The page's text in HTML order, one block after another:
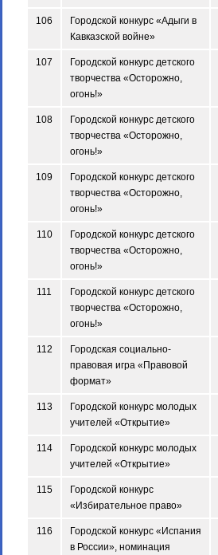
106
Городской конкурс «Адыги в
Кавказской войне»
107
Городской конкурс детского
творчества «Осторожно,
огонь!»
108
Городской конкурс детского
творчества «Осторожно,
огонь!»
109
Городской конкурс детского
творчества «Осторожно,
огонь!»
110
Городской конкурс детского
творчества «Осторожно,
огонь!»
111
Городской конкурс детского
творчества «Осторожно,
огонь!»
112
Городская социально-
правовая игра «Правовой
формат»
113
Городской конкурс молодых
учителей «Открытие»
114
Городской конкурс молодых
учителей «Открытие»
115
Городской конкурс
«Избирательное право»
116
Городской конкурс «Испания
в России», номинация